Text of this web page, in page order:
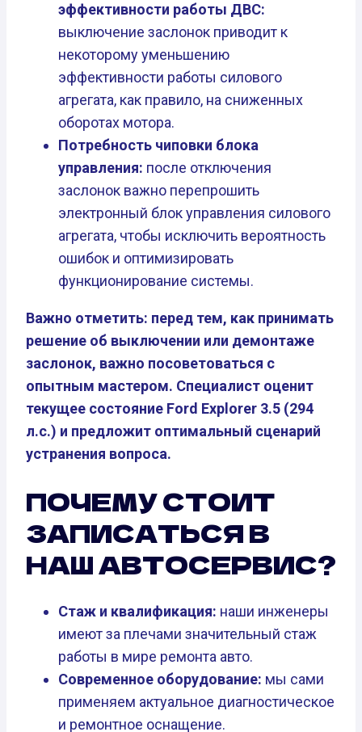
эффективности работы ДВС:
выключение заслонок приводит к
некоторому уменьшению
эффективности работы силового
агрегата, как правило, на сниженных
оборотах мотора.
Потребность чиповки блока
управления: после отключения
заслонок важно перепрошить
электронный блок управления силового
агрегата, чтобы исключить вероятность
ошибок и оптимизировать
функционирование системы.
Важно отметить: перед тем, как принимать
решение об выключении или демонтаже
заслонок, важно посоветоваться с
опытным мастером. Специалист оценит
текущее состояние Ford Explorer 3.5 (294
л.с.) и предложит оптимальный сценарий
устранения вопроса.
ПОЧЕМУ СТОИТ
ЗАПИСАТЬСЯ В
НАШ АВТОСЕРВИС?
Стаж и квалификация: наши инженеры
имеют за плечами значительный стаж
работы в мире ремонта авто.
Современное оборудование: мы сами
применяем актуальное диагностическое
и ремонтное оснащение.